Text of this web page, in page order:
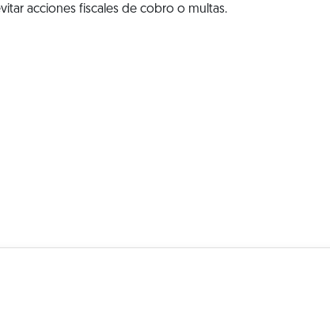
acciones fiscales de cobro o multas.